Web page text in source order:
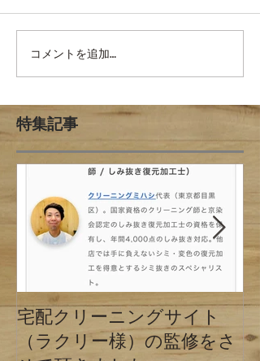
コメントを追加…
特集記事
宅配クリーニングサイト
（ラクリー様）の監修をさ